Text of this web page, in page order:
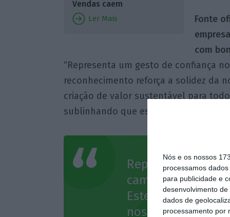
Nós e os nossos
processamos
para publicidade e
desenvolvimento de
dados de
processamento por
Vendas caem
Ler Mais
Fonte
com
“Representa um gesto de confiança
reconhecimento reforça a solidez da
criação de valor sustentável para
sublinhando que este é um acionista
Representa um
caminho que
Este
nossa estratégia